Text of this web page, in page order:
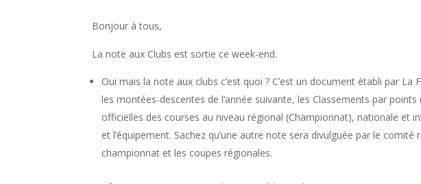
Bonjour à tous,
La note aux Clubs est sortie ce week-end.
Oui mais la note aux clubs c’est quoi ? C’est un document établi par
les montées-descentes de l’année suivante, les Classements par
officielles des courses au niveau régional (Championnat), nationale et
et l’équipement. Sachez qu’une autre note sera divulguée par le
championnat et les coupes régionales.